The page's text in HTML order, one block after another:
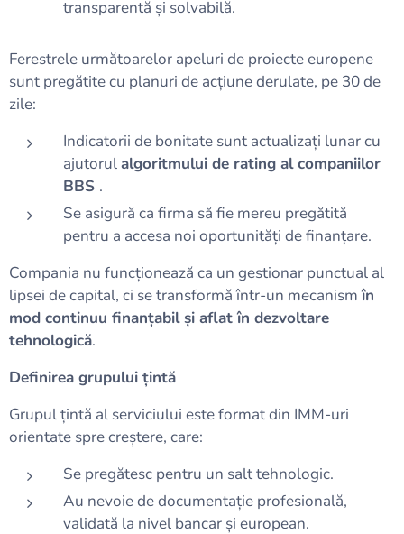
transparentă și solvabilă.
Ferestrele următoarelor apeluri de proiecte europene
sunt pregătite cu planuri de acțiune derulate, pe 30 de
zile:
Indicatorii de bonitate sunt actualizați lunar cu
ajutorulalgoritmului de rating al companiilor
BBS .
Se asigură ca firma să fie mereu pregătită
pentru a accesa noi oportunități de finanțare.
Compania nu funcționează ca un gestionar punctual al
lipsei de capital, ci se transformă într-un mecanismîn
mod continuu finanțabil și aflat în dezvoltare
tehnologică.
Definirea grupului țintă
Grupul țintă al serviciului este format din IMM-uri
orientate spre creștere, care:
Se pregătesc pentru un salt tehnologic.
Au nevoie de documentație profesională,
validată la nivel bancar și european.